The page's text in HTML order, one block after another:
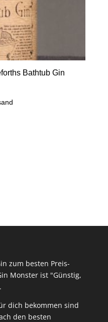
Bathtub Gin
zum besten Preis-
Monster ist "Günstig,
dich bekommen sind
den besten